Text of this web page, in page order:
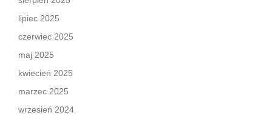
lipiec 2025
czerwiec 2025
maj 2025
kwiecień 2025
marzec 2025
wrzesień 2024